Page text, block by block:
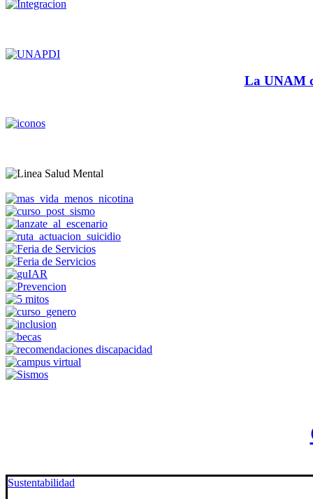
La UNAM
Sustentabilidad